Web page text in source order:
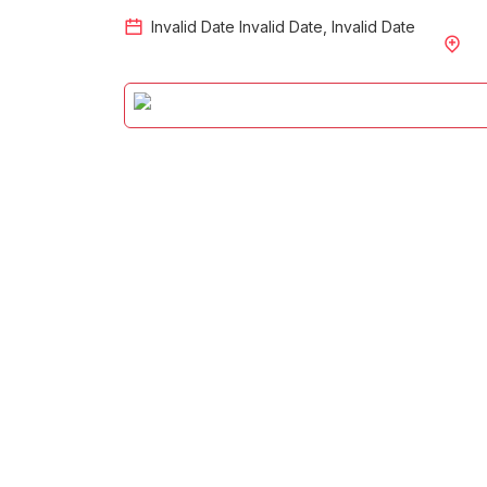
Invalid Date Invalid Date Invalid Date